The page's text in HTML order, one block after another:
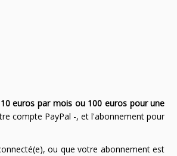
10 euros par mois ou 100 euros pour une
compte PayPal -, et l'abonnement pour
ou que votre abonnement est